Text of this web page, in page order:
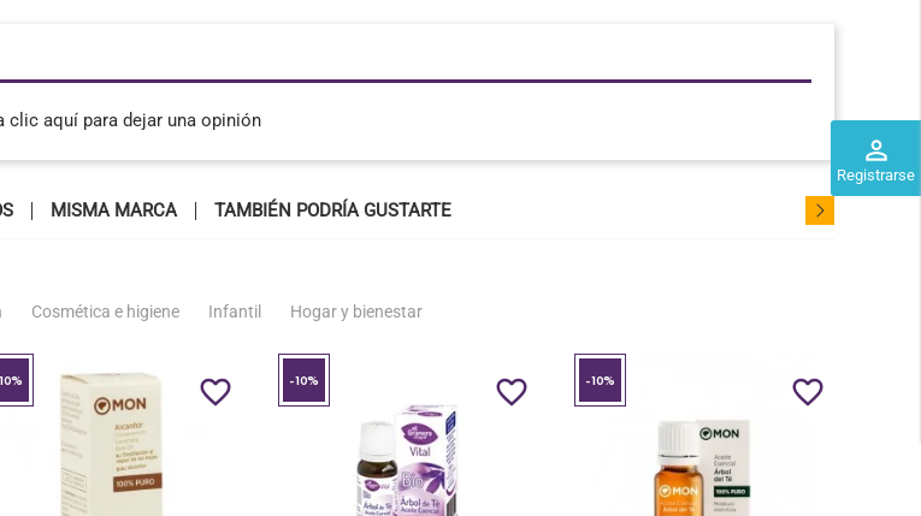
perm_identity
Registrarse
clic aquí para dejar una opinión
MISMA MARCA TAMBIÉN PODRÍA GUSTARTE
Cosmética e higiene Infantil Hogar y bienestar
favorite_border -10% favorite_border -10% favorite_border